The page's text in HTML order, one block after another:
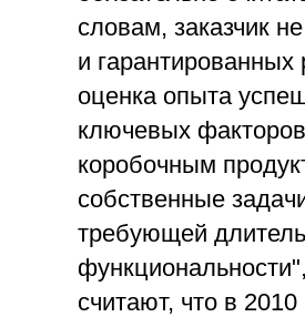
словам, заказчик
и гарантированных
оценка опыта
ключевых
коробочным
собственные
требующей
считают, что в